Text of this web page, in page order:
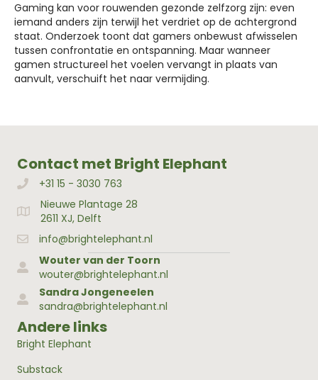
Gaming kan voor rouwenden gezonde zelfzorg zijn: even
iemand anders zijn terwijl het verdriet op de achtergrond
staat. Onderzoek toont dat gamers onbewust afwisselen
tussen confrontatie en ontspanning. Maar wanneer
gamen structureel het voelen vervangt in plaats van
aanvult, verschuift het naar vermijding.
Contact met Bright Elephant
Bellen met Bright Elephant
+31 15 - 3030 763
Adres Bright Elephant
Nieuwe Plantage 28
2611 XJ, Delft
info@brightelephant.nl
Wouter van der Toorn
wouter@brightelephant.nl
Sandra Jongeneelen
sandra@brightelephant.nl
Andere links
Bright Elephant
Substack